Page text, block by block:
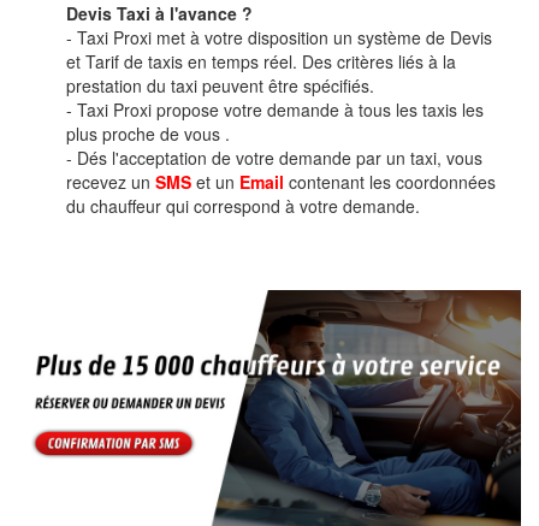
Devis Taxi à l'avance ?
- Taxi Proxi met à votre disposition un système de Devis
et Tarif de taxis en temps réel. Des critères liés à la
prestation du taxi peuvent être spécifiés.
- Taxi Proxi propose votre demande à tous les taxis les
plus proche de vous .
- Dés l'acceptation de votre demande par un taxi, vous
recevez un SMS et un Email contenant les coordonnées
du chauffeur qui correspond à votre demande.